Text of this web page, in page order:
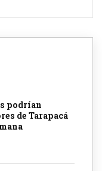
podrían
de Tarapacá